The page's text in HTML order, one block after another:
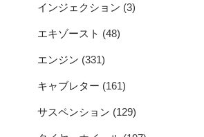
インジェクション (3)
エキゾースト (48)
エンジン (331)
キャブレター (161)
サスペンション (129)